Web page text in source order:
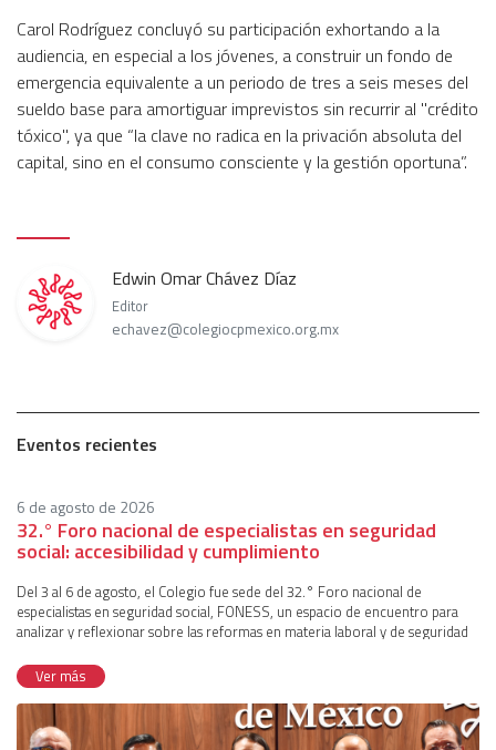
Carol Rodríguez concluyó su participación exhortando a la
audiencia, en especial a los jóvenes, a construir un fondo de
emergencia equivalente a un periodo de tres a seis meses del
sueldo base para amortiguar imprevistos sin recurrir al "crédito
tóxico", ya que “la clave no radica en la privación absoluta del
capital, sino en el consumo consciente y la gestión oportuna”.
Edwin Omar Chávez Díaz
Editor
echavez@colegiocpmexico.org.mx
Eventos recientes
6 de agosto de 2026
32.° Foro nacional de especialistas en seguridad
social: accesibilidad y cumplimiento
Del 3 al 6 de agosto, el Colegio fue sede del 32.° Foro nacional de
especialistas en seguridad social, FONESS, un espacio de encuentro para
analizar y reflexionar sobre las reformas en materia laboral y de seguridad
instituciones. El evento fue coordinado por la comisión técnica de
Seguridad Social, representada por Francisco Javier Ibarra Mayoral, Carlos
Mario de la Fuente Aguirre, Mauricio Valadez Sánchez, Cristina Zoé Gómez
Benavides, Miguel Arnulfo Castellanos Cadena, José Luis Sánchez García,
Ver más